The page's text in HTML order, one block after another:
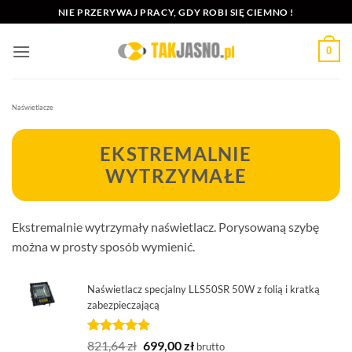
do
zawartości
NIE PRZERYWAJ PRACY, GDY ROBI SIĘ CIEMNO !
0
Naświetlacze
EKSTREMALNIE
WYTRZYMAŁE
Ekstremalnie wytrzymały naświetlacz. Porysowaną szybę
można w prosty sposób wymienić.
Naświetlacz specjalny LLS50SR 50W z folią i kratką
zabezpieczającą
Oceniony
1
821,64zł Pierwotna
699,00złAktualna
brutto